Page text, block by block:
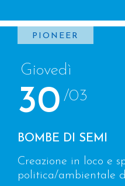
PIONEER
Giovedì
30 /03
BOMBE DI SEMI
Creazione in loco e
politica/ambientale